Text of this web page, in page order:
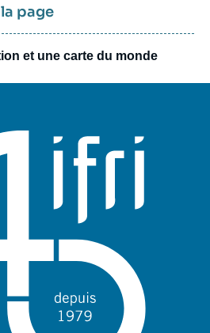
de rupture profonde, il ne suffit
existantes. L'initiative est conçue
globales et des analyses
à des acteurs et experts
librement.
page
et une carte du monde